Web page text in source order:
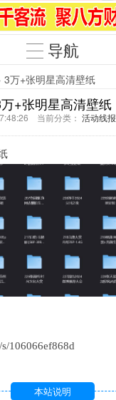
导航
3万+张明星高清壁纸
+张明星高清壁纸
当前分类： 活动线报
106066ef868d
本站说明